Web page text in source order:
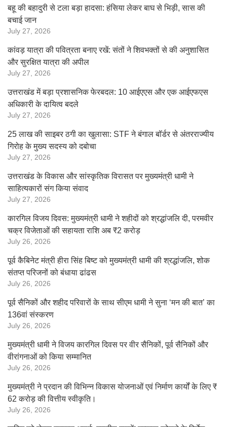
बहू की बहादुरी से टला बड़ा हादसा: हंसिया लेकर बाघ से भिड़ी, सास की
बचाई जान
July 27, 2026
कांवड़ यात्रा की पवित्रता बनाए रखें: संतों ने शिवभक्तों से की अनुशासित
और सुरक्षित यात्रा की अपील
July 27, 2026
उत्तराखंड में बड़ा प्रशासनिक फेरबदल: 10 आईएएस और एक आईएफएस
अधिकारी के दायित्व बदले
July 27, 2026
25 लाख की साइबर ठगी का खुलासा: STF ने बंगाल बॉर्डर से अंतरराज्यीय
गिरोह के मुख्य सदस्य को दबोचा
July 27, 2026
उत्तराखंड के विकास और सांस्कृतिक विरासत पर मुख्यमंत्री धामी ने
साहित्यकारों संग किया संवाद
July 27, 2026
कारगिल विजय दिवस: मुख्यमंत्री धामी ने शहीदों को श्रद्धांजलि दी, परमवीर
चक्र विजेताओं की सहायता राशि अब ₹2 करोड़
July 26, 2026
पूर्व कैबिनेट मंत्री हीरा सिंह बिष्ट को मुख्यमंत्री धामी की श्रद्धांजलि, शोक
संतप्त परिजनों को बंधाया ढांढस
July 26, 2026
पूर्व सैनिकों और शहीद परिवारों के साथ सीएम धामी ने सुना ‘मन की बात’ का
136वां संस्करण
July 26, 2026
मुख्यमंत्री धामी ने विजय कारगिल दिवस पर वीर सैनिकों, पूर्व सैनिकों और
वीरांगनाओं को किया सम्मानित
July 26, 2026
मुख्यमंत्री ने प्रदान की विभिन्न विकास योजनाओं एवं निर्माण कार्यों के लिए ₹
62 करोड़ की वित्तीय स्वीकृति।
July 26, 2026